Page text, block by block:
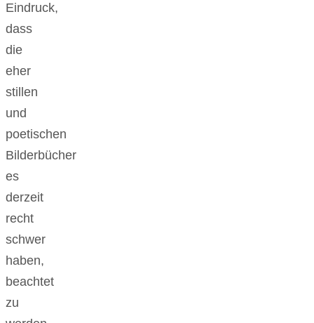
Eindruck,
dass
die
eher
stillen
und
poetischen
Bilderbücher
es
derzeit
recht
schwer
haben,
beachtet
zu